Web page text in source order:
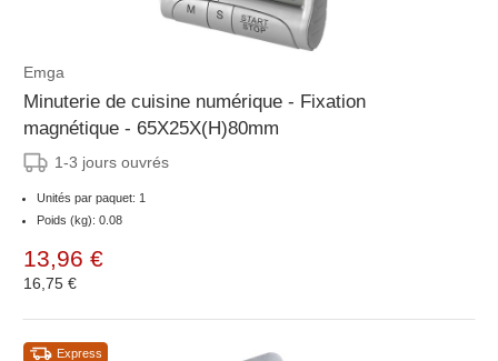
Emga
Minuterie de cuisine numérique - Fixation
magnétique - 65X25X(H)80mm
1-3 jours ouvrés
Unités par paquet: 1
Poids (kg): 0.08
13,96 €
16,75 €
Express